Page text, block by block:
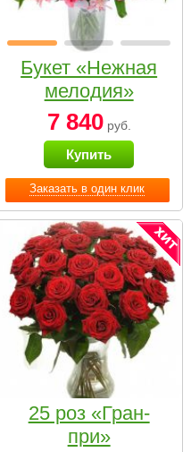
Заказать в один клик
Букет «Нежная
мелодия»
7 840руб.
Купить
25 роз «Гран-
при»